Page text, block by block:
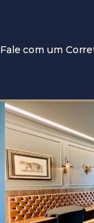
Fale com um